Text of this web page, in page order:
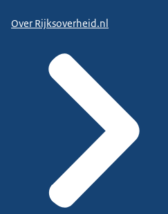
Over Rijksoverheid.nl